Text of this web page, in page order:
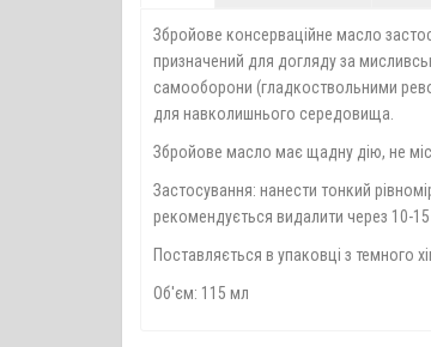
Збройове консерваційне масло
призначений для догляду за
самооборони (гладкоствольними
для навколишнього середовища.
Збройове масло має щадну дію, не
Застосування: нанести тонкий
рекомендується видалити через 10-15
Поставляється в упаковці з темного
Об'єм: 115 мл